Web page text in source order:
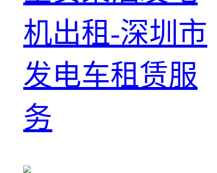
机出租-深圳市
发电车租赁服
务